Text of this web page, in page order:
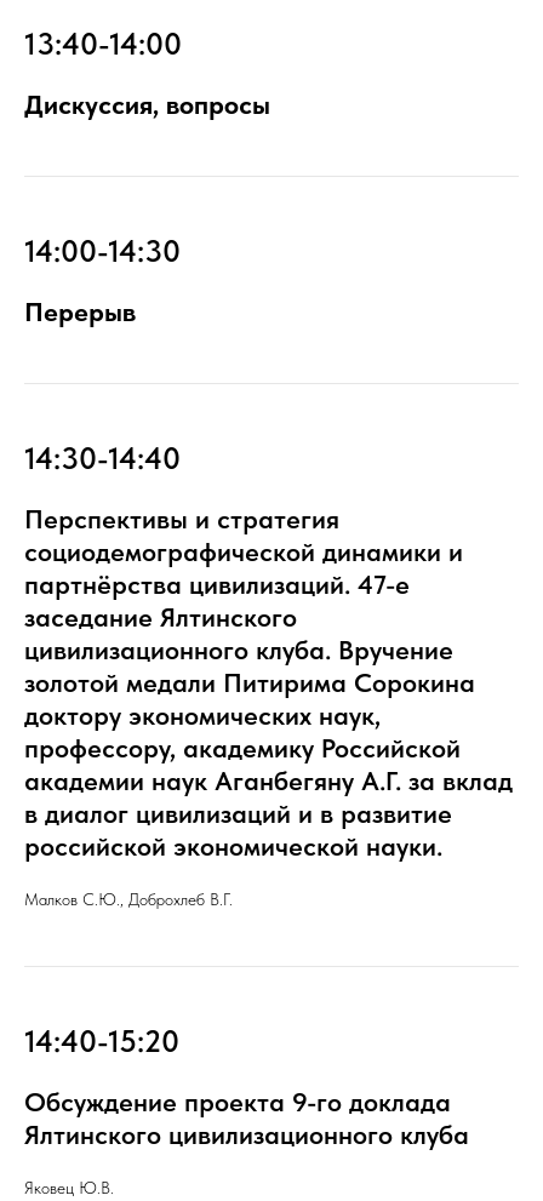
13:40-14:00
Дискуссия, вопросы
14:00-14:30
Перерыв
14:30-14:40
Перспективы и стратегия
социодемографической динамики и
партнёрства цивилизаций. 47-е
заседание Ялтинского
цивилизационного клуба. Вручение
золотой медали Питирима Сорокина
доктору экономических наук,
профессору, академику Российской
академии наук Аганбегяну А.Г. за вклад
в диалог цивилизаций и в развитие
российской экономической науки.
Малков С.Ю., Доброхлеб В.Г.
14:40-15:20
Обсуждение проекта 9-го доклада
Ялтинского цивилизационного клуба
Яковец Ю.В.